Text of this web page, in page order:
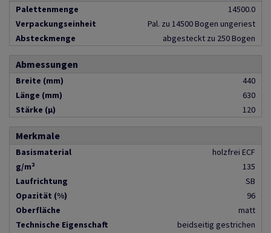
Palettenmenge
14500.0
Verpackungseinheit
Pal. zu 14500 Bogen ungeriest
Absteckmenge
abgesteckt zu 250 Bogen
Abmessungen
Breite (mm)
440
Länge (mm)
630
Stärke (µ)
120
Merkmale
Basismaterial
holzfrei ECF
g/m²
135
Laufrichtung
SB
Opazität (%)
96
Oberfläche
matt
Technische Eigenschaft
beidseitig gestrichen